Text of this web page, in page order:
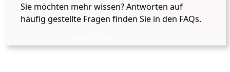
Sie möchten mehr wissen? Antworten auf
häufig gestellte Fragen finden Sie in den FAQs.